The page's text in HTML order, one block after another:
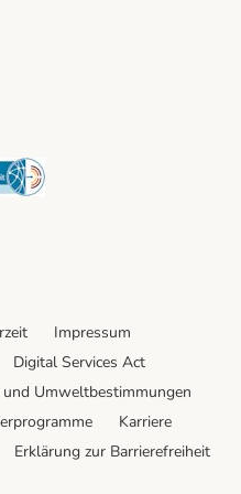
Security
Impressum
Digital Services Act
Umweltbestimmungen
Karriere
Erklärung zur Barrierefreiheit